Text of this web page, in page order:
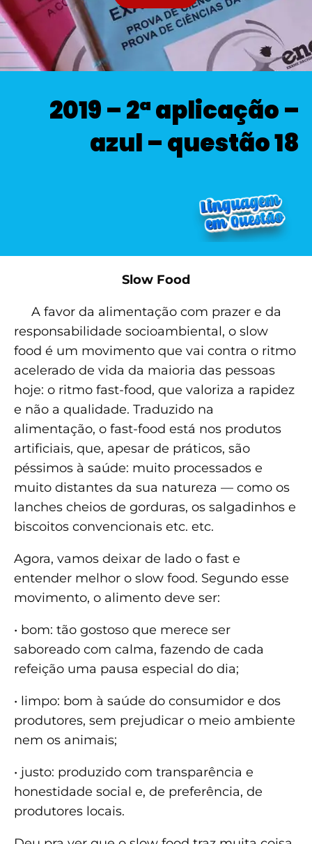
2019 – 2ª aplicação –
azul – questão 18
Slow Food
A favor da alimentação com prazer e da
responsabilidade socioambiental, o slow
food é um movimento que vai contra o ritmo
acelerado de vida da maioria das pessoas
hoje: o ritmo fast-food, que valoriza a rapidez
e não a qualidade. Traduzido na
alimentação, o fast-food está nos produtos
artificiais, que, apesar de práticos, são
péssimos à saúde: muito processados e
muito distantes da sua natureza — como os
lanches cheios de gorduras, os salgadinhos e
biscoitos convencionais etc. etc.
Agora, vamos deixar de lado o fast e
entender melhor o slow food. Segundo esse
movimento, o alimento deve ser:
• bom: tão gostoso que merece ser
saboreado com calma, fazendo de cada
refeição uma pausa especial do dia;
• limpo: bom à saúde do consumidor e dos
produtores, sem prejudicar o meio ambiente
nem os animais;
• justo: produzido com transparência e
honestidade social e, de preferência, de
produtores locais.